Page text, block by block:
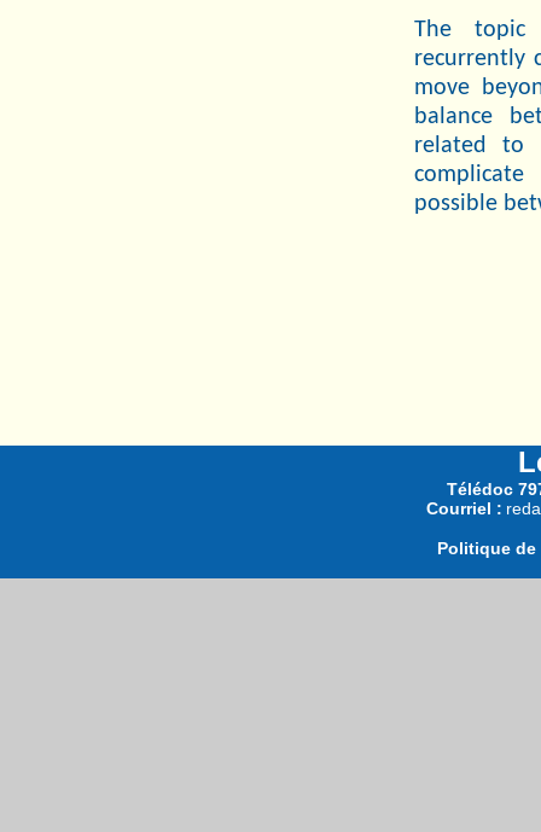
The topic
recurrently
move
balance
related to
possible
Télédoc
Courriel :
Politique